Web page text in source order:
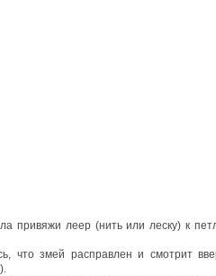
привяжи леер (нить или леску) к
что змей расправлен и смотрит